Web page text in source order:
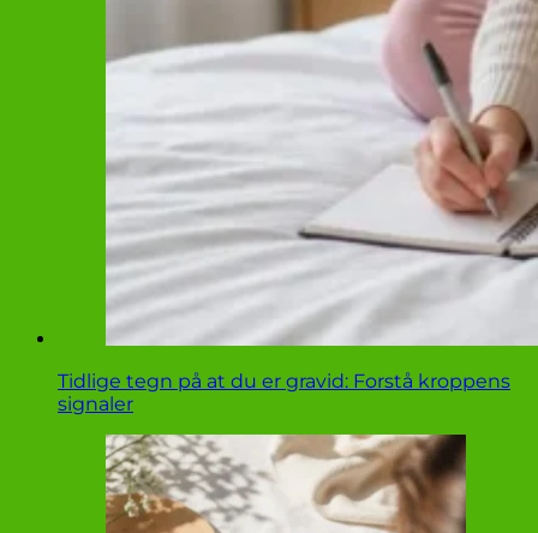
Tidlige tegn på at du er gravid: Forstå kroppens
signaler